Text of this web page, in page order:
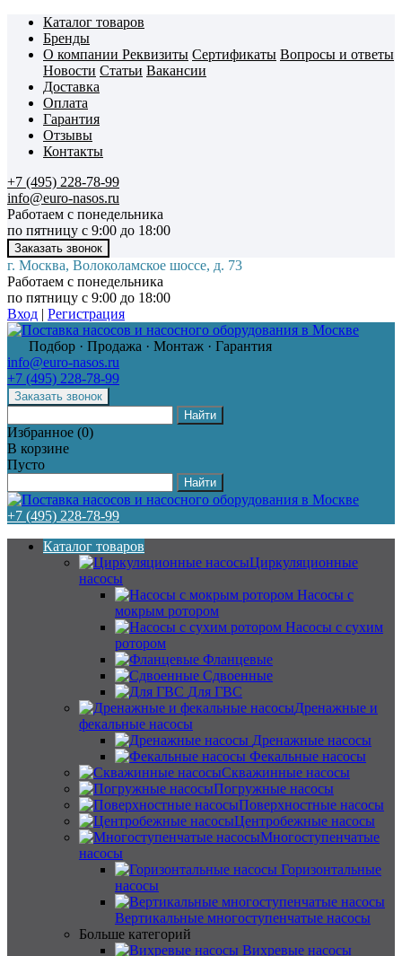
Каталог товаров
Бренды
О компании Реквизиты Сертификаты Вопросы и ответы
Новости Статьи Вакансии
Доставка
Оплата
Гарантия
Отзывы
Контакты
+7 (495) 228-78-99
info@euro-nasos.ru
Работаем с понедельника
по пятницу с 9:00 до 18:00
г. Москва, Волоколамское шоссе, д. 73
Работаем с понедельника
по пятницу с 9:00 до 18:00
Вход | Регистрация
Подбор · Продажа · Монтаж · Гарантия
info@euro-nasos.ru
+7 (495) 228-78-99
Избранное (0)
В корзине
Пусто
+7 (495) 228-78-99
Каталог товаров
Циркуляционные
насосы
Насосы с
мокрым ротором
Насосы с сухим
ротором
Фланцевые
Сдвоенные
Для ГВС
Дренажные и
фекальные насосы
Дренажные насосы
Фекальные насосы
Скважинные насосы
Погружные насосы
Поверхностные насосы
Центробежные насосы
Многоступенчатые
насосы
Горизонтальные
насосы
Вертикальные многоступенчатые насосы
Больше категорий
Вихревые насосы